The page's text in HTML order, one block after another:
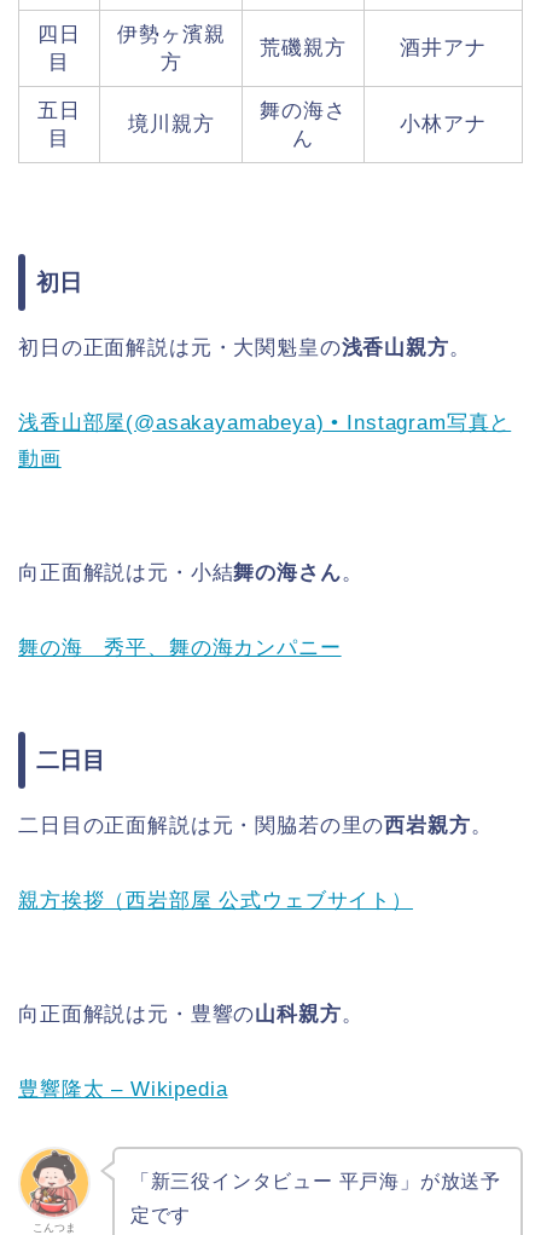
四日
目
伊勢ヶ濱親
方
荒磯親方 酒井アナ
五日
目
境川親方
舞の海さ
ん
小林アナ
初日
初日の正面解説は元・大関魁皇の浅香山親方。
浅香山部屋(@asakayamabeya) • Instagram写真と
動画
向正面解説は元・小結舞の海さん。
舞の海 秀平、舞の海カンパニー
二日目
二日目の正面解説は元・関脇若の里の西岩親方。
親方挨拶（西岩部屋 公式ウェブサイト）
向正面解説は元・豊響の山科親方。
豊響隆太 – Wikipedia
こんつま
「新三役インタビュー 平戸海」が放送予
定です